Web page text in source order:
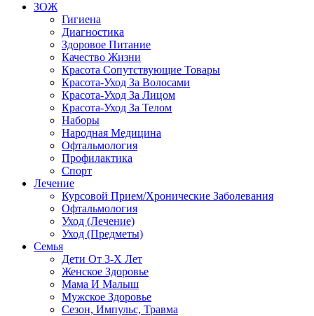
ЗОЖ
Гигиена
Диагностика
Здоровое Питание
Качество Жизни
Красота Сопутствующие Товары
Красота-Уход За Волосами
Красота-Уход За Лицом
Красота-Уход За Телом
Наборы
Народная Медицина
Офтальмология
Профилактика
Спорт
Лечение
Курсовой Прием/Хронические Заболевания
Офтальмология
Уход (Лечение)
Уход (Предметы)
Семья
Дети От 3-Х Лет
Женское Здоровье
Мама И Малыш
Мужское Здоровье
Сезон, Импульс, Травма